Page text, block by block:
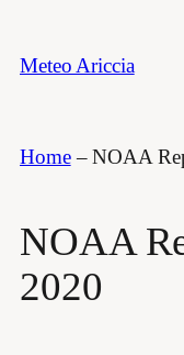
contenuto
Meteo Ariccia
Home–NOAA
NOAA
2020